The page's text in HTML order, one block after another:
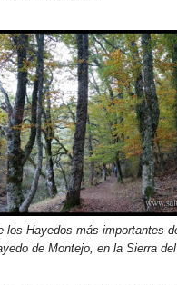
los Hayedos más importantes
de Montejo, en la Sierra